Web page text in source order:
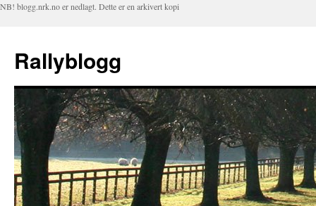
NB! blogg.nrk.no er nedlagt. Dette er en arkivert kopi
Rallyblogg